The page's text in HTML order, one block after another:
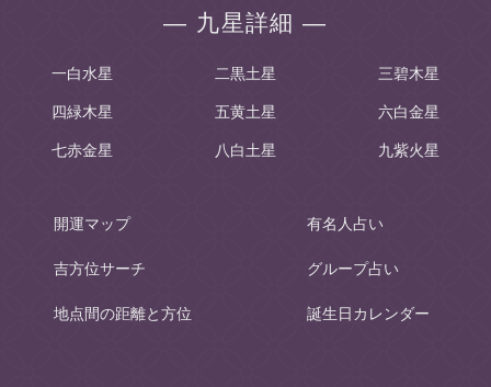
― 九星詳細 ―
一白水星 二黒土星 三碧木星
四緑木星 五黄土星 六白金星
七赤金星 八白土星 九紫火星
開運マップ
吉方位サーチ
地点間の距離と方位
有名人占い
グループ占い
誕生日カレンダー